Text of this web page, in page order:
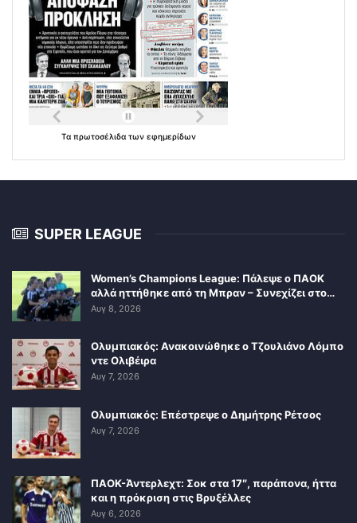
Τα πρωτοσέλιδα των εφημερίδων
SUPER LEAGUE
Women’s Champions League: Πάλεψε ο ΠΑΟΚ
αλλά ηττήθηκε από τη Μπραν – Συνεχίζει στο…
Αυγ 8, 2026
Ολυμπιακός: Ανακοινώθηκε ο Τζουλιάνο Λόμπο
ντε Ολιβέιρα
Αυγ 7, 2026
Ολυμπιακός: Επέστρεψε ο Δημήτρης Ρέτσος
Αυγ 7, 2026
ΠΑΟΚ-Άντερλεχτ: Σοκ στα 17″, παράπονα, ήττα
και η πρόκριση στις Βρυξέλλες
Αυγ 6, 2026